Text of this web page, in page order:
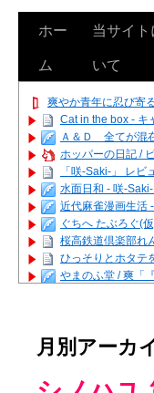
ホー
ム
当サイト
いて
爽やか青年に忍び寄
Cat in the box - キ
Ａ＆Ｄ 全てが混
ホッパーの日記 /
「咲-Saki-」 レ
水面日和 - 咲-
近代麻雀漫画生活
ぐちへ たぶろぐ(
桜高鉄道倶楽部れ
ひっそりとホタテ
やまのふ堂 / 爽「
咲クラ女子 - 咲-
咲ミダレ - 咲-
月別アーカ